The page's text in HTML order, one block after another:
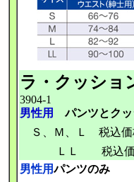
ラ・クッショ
3904-1
男性用
パンツとク
Ｓ、Ｍ、Ｌ 税込
ＬＬ 税込
男性用パンツのみ